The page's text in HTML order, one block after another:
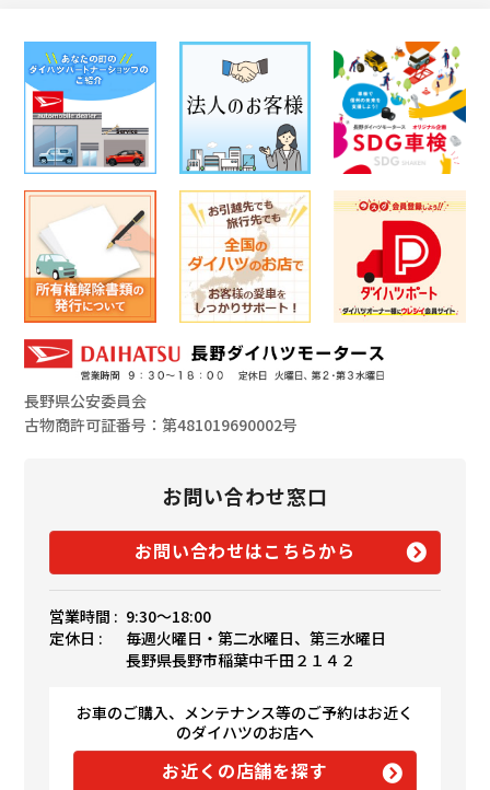
長野県公安委員会
古物商許可証番号：第481019690002号
お問い合わせ窓口
お問い合わせはこちらから
営業時間 : 9:30〜18:00
定休日 :
毎週火曜日・第二水曜日、第三水曜日
長野県長野市稲葉中千田２１４２
お車のご購入、メンテナンス等のご予約はお近く
のダイハツのお店へ
お近くの店舗を探す